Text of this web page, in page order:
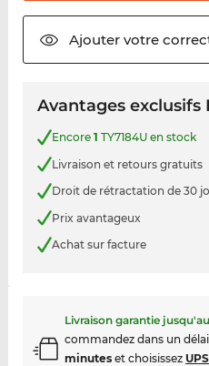
Ajouter votre
Avantages exclusifs
Encore 1 TY7184U en stock
Livraison et retours gratuits
Droit de rétractation de 30
Prix avantageux
Achat sur facture
Livraison garantie jusqu'au
commandez dans un
minuteset choisissez